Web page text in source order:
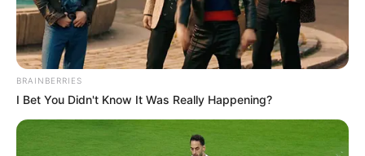
BRAINBERRIES
I Bet You Didn't Know It Was Really Happening?